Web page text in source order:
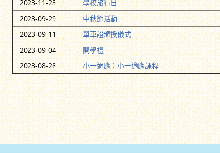
2023-11-23
學校旅行日
2023-09-29
中秋節活動
2023-09-11
單車證頒授儀式
2023-09-04
開學禮
2023-08-28
小一適應：小一適應課程